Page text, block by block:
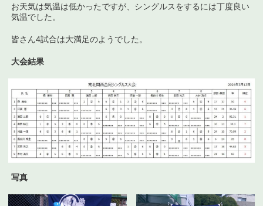
お天気は気温は低かったですが、シングルスをするには丁度良い
気温でした。
皆さん4試合は大満足のようでした。
大会結果
写真